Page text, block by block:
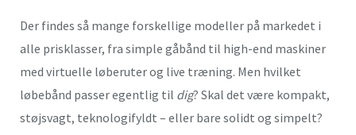
Der findes så mange forskellige modeller på markedet i
alle prisklasser, fra simple gåbånd til high-end maskiner
med virtuelle løberuter og live træning. Men hvilket
løbebånd passer egentlig til dig? Skal det være kompakt,
støjsvagt, teknologifyldt – eller bare solidt og simpelt?